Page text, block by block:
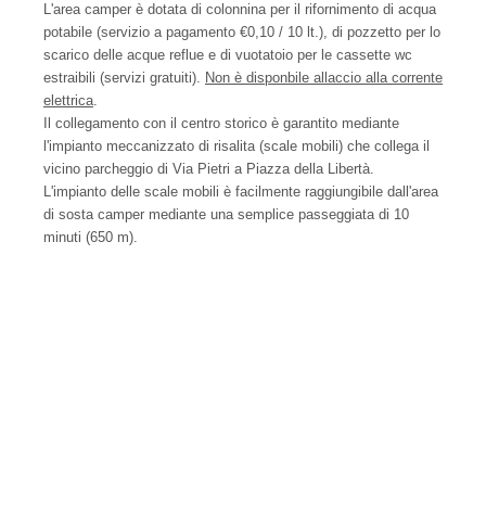
L'area camper è dotata di colonnina per il rifornimento di acqua
potabile (servizio a pagamento €0,10 / 10 lt.), di pozzetto per lo
scarico delle acque reflue e di vuotatoio per le cassette wc
estraibili (servizi gratuiti). Non è disponbile allaccio alla corrente
elettrica.
Il collegamento con il centro storico è garantito mediante
l'impianto meccanizzato di risalita (scale mobili) che collega il
vicino parcheggio di Via Pietri a Piazza della Libertà.
L'impianto delle scale mobili è facilmente raggiungibile dall'area
di sosta camper mediante una semplice passeggiata di 10
minuti (650 m).